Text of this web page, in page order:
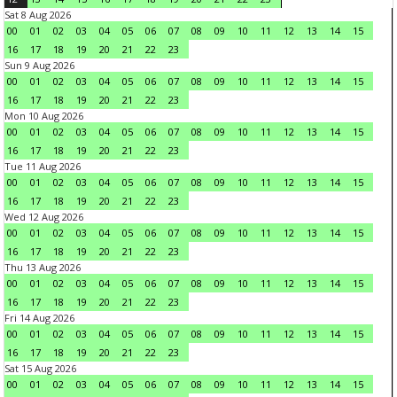
Sat 8 Aug 2026
00
01 02 03 04 05 06 07 08 09 10 11 12 13 14
15
16
17 18 19 20 21 22
23
Sun 9 Aug 2026
00
01 02 03 04 05 06 07 08 09 10 11 12 13 14
15
16
17 18 19 20 21 22
23
Mon 10 Aug 2026
00
01 02 03 04 05 06 07 08 09 10 11 12 13 14
15
16
17 18 19 20 21 22
23
Tue 11 Aug 2026
00
01 02 03 04 05 06 07 08 09 10 11 12 13 14
15
16
17 18 19 20 21 22
23
Wed 12 Aug 2026
00
01 02 03 04 05 06 07 08 09 10 11 12 13 14
15
16
17 18 19 20 21 22
23
Thu 13 Aug 2026
00
01 02 03 04 05 06 07 08 09 10 11 12 13 14
15
16
17 18 19 20 21 22
23
Fri 14 Aug 2026
00
01 02 03 04 05 06 07 08 09 10 11 12 13 14
15
16
17 18 19 20 21 22
23
Sat 15 Aug 2026
00
01 02 03 04 05 06 07 08 09 10 11 12 13 14
15